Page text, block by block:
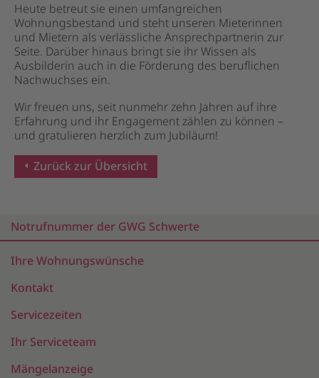
Heute betreut sie einen umfangreichen
Wohnungsbestand und steht unseren Mieterinnen
und Mietern als verlässliche Ansprechpartnerin zur
Seite. Darüber hinaus bringt sie ihr Wissen als
Ausbilderin auch in die Förderung des beruflichen
Nachwuchses ein.
Wir freuen uns, seit nunmehr zehn Jahren auf ihre
Erfahrung und ihr Engagement zählen zu können –
und gratulieren herzlich zum Jubiläum!
Zurück zur Übersicht
Notrufnummer der GWG Schwerte
Ihre Wohnungswünsche
Kontakt
Servicezeiten
Ihr Serviceteam
Mängelanzeige